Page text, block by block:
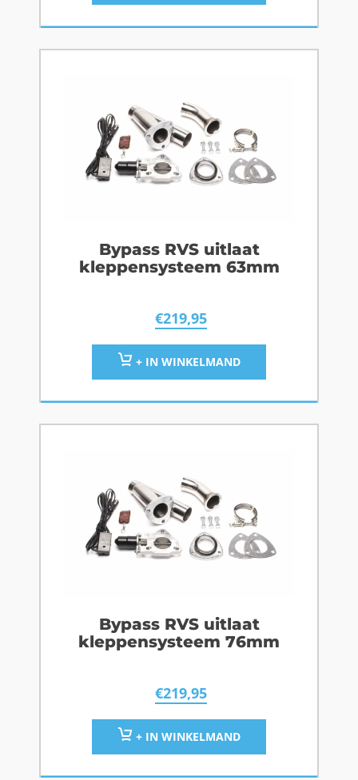
Bypass RVS uitlaat
kleppensysteem 63mm
€219,95
+ IN WINKELMAND
Bypass RVS uitlaat
kleppensysteem 76mm
€219,95
+ IN WINKELMAND